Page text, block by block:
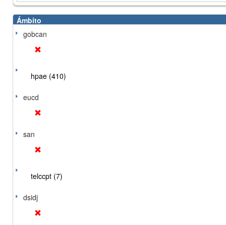
Ámbito
gobcan
hpae (410)
eucd
san
telccpt (7)
dsidj